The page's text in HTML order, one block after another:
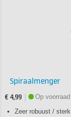
Spiraalmenger
€ 4,99
Op voorraad
Zeer robuust / sterk